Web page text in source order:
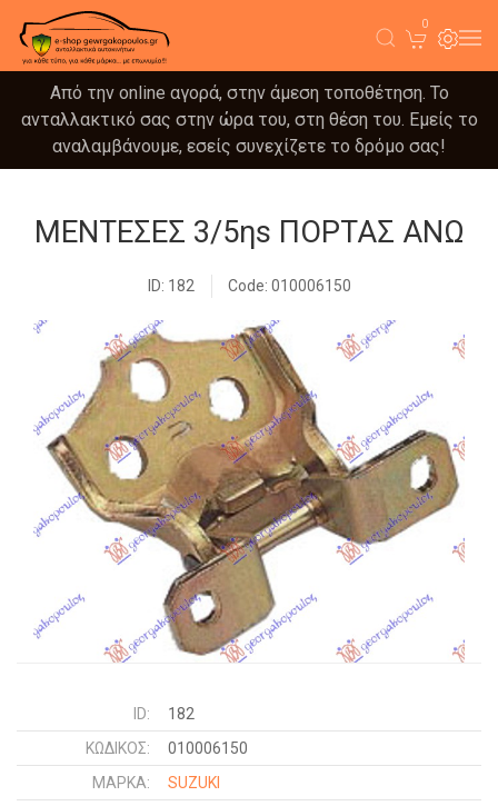
0
Από την online αγορά, στην άμεση τοποθέτηση. Το
ανταλλακτικό σας στην ώρα του, στη θέση του. Εμείς το
αναλαμβάνουμε, εσείς συνεχίζετε το δρόμο σας!
ΜΕΝΤΕΣΕΣ 3/5ηs ΠΟΡΤΑΣ ΑΝΩ
ID: 182 Code: 010006150
ID:
182
ΚΩΔΙΚΌΣ:
010006150
ΜΑΡΚΑ:
SUZUKI